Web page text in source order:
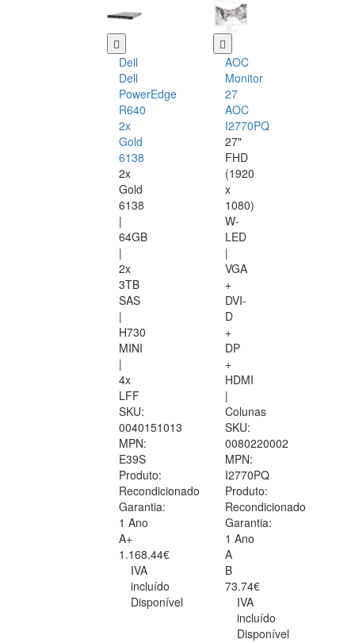
Dell
Dell
PowerEdge
R640
2x
Gold
6138
2x
Gold
6138
|
64GB
|
2x
3TB
SAS
|
H730
MINI
|
4x
LFF
SKU:
0040151013
MPN:
E39S
Produto:
Recondicionado
Garantia:
1 Ano
A+
1.168.44€
IVA
incluído
Disponível
AOC
Monitor
27
AOC
I2770PQ
27"
FHD
(1920
x
1080)
W-
LED
|
VGA
+
DVI-
D
+
DP
+
HDMI
|
Colunas
SKU:
0080220002
MPN:
I2770PQ
Produto:
Recondicionado
Garantia:
1 Ano
A
B
73.74€
IVA
incluído
Disponível